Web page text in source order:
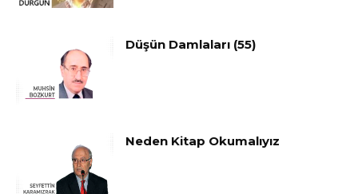
Düşün Damlaları (55)
Neden Kitap Okumalıyız